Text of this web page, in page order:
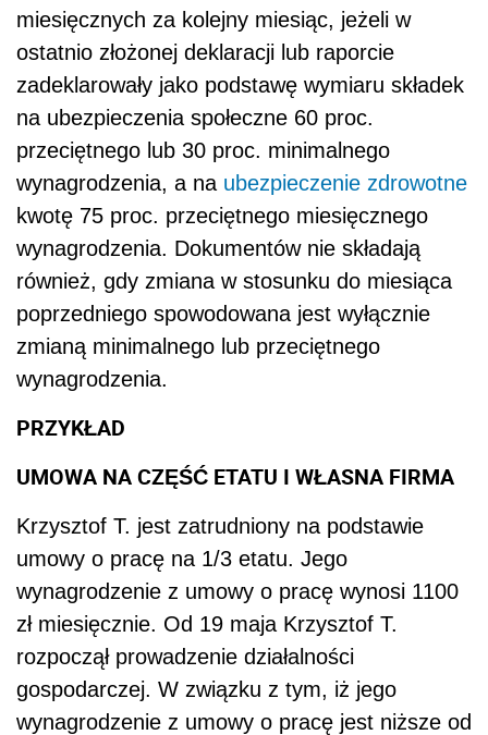
miesięcznych za kolejny miesiąc, jeżeli w
ostatnio złożonej deklaracji lub raporcie
zadeklarowały jako podstawę wymiaru składek
na ubezpieczenia społeczne 60 proc.
przeciętnego lub 30 proc. minimalnego
wynagrodzenia, a na ubezpieczenie zdrowotne
kwotę 75 proc. przeciętnego miesięcznego
wynagrodzenia. Dokumentów nie składają
również, gdy zmiana w stosunku do miesiąca
poprzedniego spowodowana jest wyłącznie
zmianą minimalnego lub przeciętnego
wynagrodzenia.
PRZYKŁAD
UMOWA NA CZĘŚĆ ETATU I WŁASNA FIRMA
Krzysztof T. jest zatrudniony na podstawie
umowy o pracę na 1/3 etatu. Jego
wynagrodzenie z umowy o pracę wynosi 1100
zł miesięcznie. Od 19 maja Krzysztof T.
rozpoczął prowadzenie działalności
gospodarczej. W związku z tym, iż jego
wynagrodzenie z umowy o pracę jest niższe od